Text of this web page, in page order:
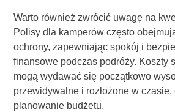
Warto również zwrócić uwagę na
Polisy dla kamperów często
ochrony, zapewniając spokój i
finansowe podczas podróży. Koszty
mogą wydawać się początkowo
przewidywalne i rozłożone w czasie,
planowanie budżetu.